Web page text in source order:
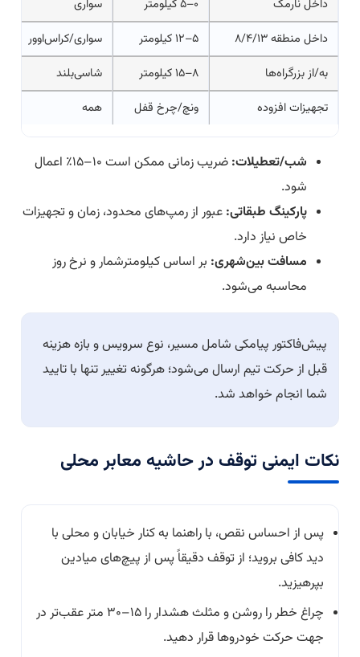
داخل نارمک ۰–۵ کیلومتر
سواری
داخل منطقه ۸/۴/۱۳
۵–۱۲ کیلومتر
سواری/کراس‌اوور
به/از بزرگراه‌ها
۸–۱۵ کیلومتر
شاسی‌بلند
تجهیزات افزوده
ونچ/چرخ قفل همه
شب/تعطیلات:
ضریب زمانی ممکن است ۱۰–۱۵٪ اعمال
شود.
پارکینگ طبقاتی: عبور از رمپ‌های محدود، زمان و تجهیزات
خاص نیاز دارد.
مسافت بین‌شهری: بر اساس کیلومترشمار و نرخ روز
محاسبه می‌شود.
پیش‌فاکتور پیامکی شامل مسیر، نوع سرویس و بازه هزینه
قبل از حرکت تیم ارسال می‌شود؛ هرگونه تغییر تنها با تایید
شما انجام خواهد شد.
نکات ایمنی توقف در حاشیه معابر محلی
پس از احساس نقص، با راهنما به کنار خیابان و محلی با
دید کافی بروید؛ از توقف دقیقاً پس از پیچ‌های میادین
بپرهیزید.
چراغ خطر را روشن و مثلث هشدار را ۱۵–۳۰ متر عقب‌تر در
جهت حرکت خودروها قرار دهید.